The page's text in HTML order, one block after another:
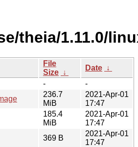
theia/1.11.0/
File
Size ↓
Date ↓
-
-
236.7
MiB
2021-Apr-01
17:47
185.4
MiB
2021-Apr-01
17:47
369 B
2021-Apr-01
17:47